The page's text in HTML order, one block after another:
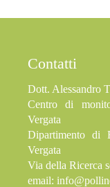
Contatti
Dott. Alessandro
Centro di
Vergata
Dipartimento di
Vergata
Via della Ricerca
email: